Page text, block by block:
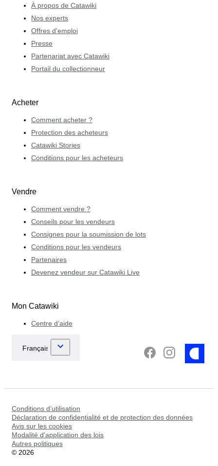
À propos de Catawiki
Nos experts
Offres d'emploi
Presse
Partenariat avec Catawiki
Portail du collectionneur
Acheter
Comment acheter ?
Protection des acheteurs
Catawiki Stories
Conditions pour les acheteurs
Vendre
Comment vendre ?
Conseils pour les vendeurs
Consignes pour la soumission de lots
Conditions pour les vendeurs
Partenaires
Devenez vendeur sur Catawiki Live
Mon Catawiki
Centre d’aide
Conditions d’utilisation
Déclaration de confidentialité et de protection des données
Avis sur les cookies
Modalité d'application des lois
Autres politiques
© 2026